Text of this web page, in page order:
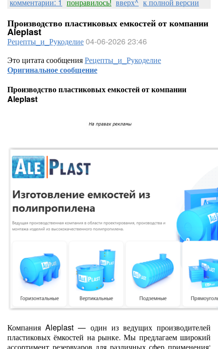
Производство пластиковых емкостей от компании
Aleplast
Рецепты_и_Рукоделие04-06-2026 23:46
Это цитата сообщенияРецепты_и_Рукоделие
Оригинальное сообщение
Производство пластиковых емкостей от компании
Aleplast
Компания Aleplast — один из ведущих производителей
пластиковых ёмкостей на рынке. Мы предлагаем широкий